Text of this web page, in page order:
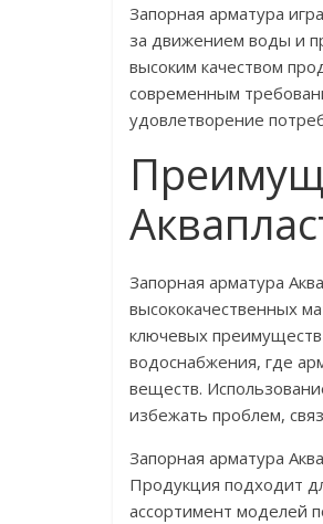
Запорная арматура
за движением воды и
высоким качеством
современным
удовлетворение
Запорная арматура
высококачественных
ключевых преимуществ
водоснабжения, где
веществ.
избежать проблем,
Запорная арматура
Продукция подходит
ассортимент моделей